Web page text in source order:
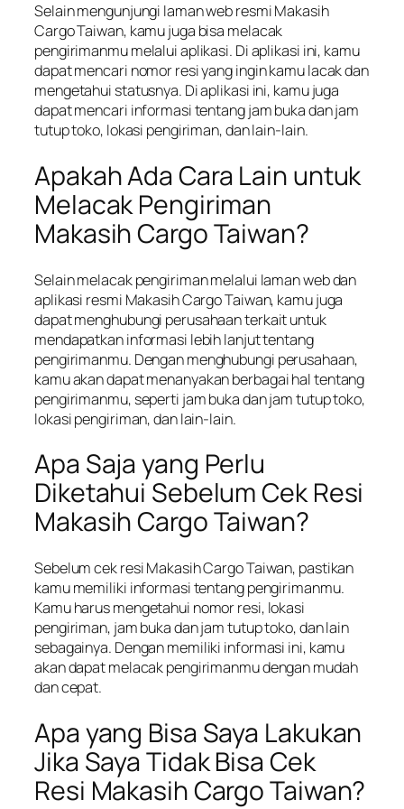
Selain mengunjungi laman web resmi Makasih
Cargo Taiwan, kamu juga bisa melacak
pengirimanmu melalui aplikasi. Di aplikasi ini, kamu
dapat mencari nomor resi yang ingin kamu lacak dan
mengetahui statusnya. Di aplikasi ini, kamu juga
dapat mencari informasi tentang jam buka dan jam
tutup toko, lokasi pengiriman, dan lain-lain.
Apakah Ada Cara Lain untuk
Melacak Pengiriman
Makasih Cargo Taiwan?
Selain melacak pengiriman melalui laman web dan
aplikasi resmi Makasih Cargo Taiwan, kamu juga
dapat menghubungi perusahaan terkait untuk
mendapatkan informasi lebih lanjut tentang
pengirimanmu. Dengan menghubungi perusahaan,
kamu akan dapat menanyakan berbagai hal tentang
pengirimanmu, seperti jam buka dan jam tutup toko,
lokasi pengiriman, dan lain-lain.
Apa Saja yang Perlu
Diketahui Sebelum Cek Resi
Makasih Cargo Taiwan?
Sebelum cek resi Makasih Cargo Taiwan, pastikan
kamu memiliki informasi tentang pengirimanmu.
Kamu harus mengetahui nomor resi, lokasi
pengiriman, jam buka dan jam tutup toko, dan lain
sebagainya. Dengan memiliki informasi ini, kamu
akan dapat melacak pengirimanmu dengan mudah
dan cepat.
Apa yang Bisa Saya Lakukan
Jika Saya Tidak Bisa Cek
Resi Makasih Cargo Taiwan?